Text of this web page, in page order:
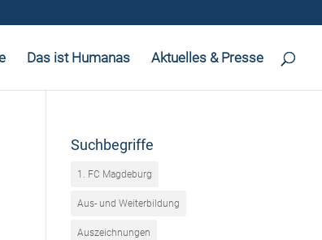
Das ist Humanas Aktuelles & Presse
Suchbegriffe
1. FC Magdeburg
Aus- und Weiterbildung
Auszeichnungen